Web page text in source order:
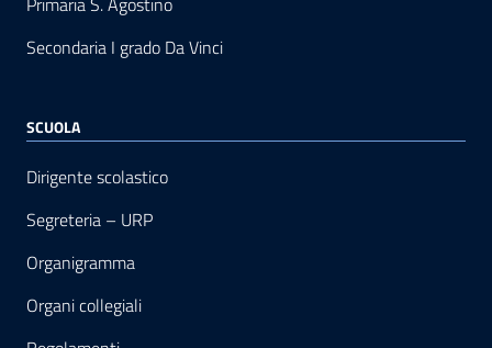
Secondaria I grado Da Vinci
SCUOLA
Dirigente scolastico
Segreteria – URP
Organigramma
Organi collegiali